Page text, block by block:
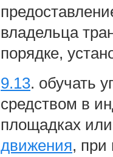
владельца
порядке,
9.13. обучать
средством в
площадках
движения, при